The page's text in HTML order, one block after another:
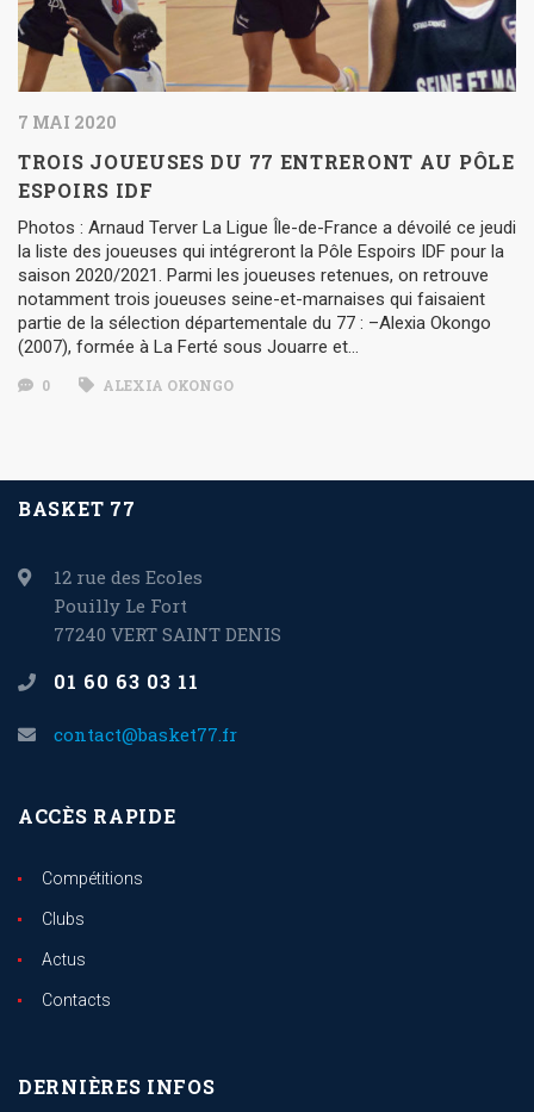
7 MAI 2020
TROIS JOUEUSES DU 77 ENTRERONT AU PÔLE
ESPOIRS IDF
Photos : Arnaud Terver La Ligue Île-de-France a dévoilé ce jeudi
la liste des joueuses qui intégreront la Pôle Espoirs IDF pour la
saison 2020/2021. Parmi les joueuses retenues, on retrouve
notamment trois joueuses seine-et-marnaises qui faisaient
partie de la sélection départementale du 77 : –Alexia Okongo
(2007), formée à La Ferté sous Jouarre et…
0 ALEXIA OKONGO
BASKET 77
12 rue des Ecoles
Pouilly Le Fort
77240 VERT SAINT DENIS
01 60 63 03 11
contact@basket77.fr
ACCÈS RAPIDE
Compétitions
Clubs
Actus
Contacts
DERNIÈRES INFOS